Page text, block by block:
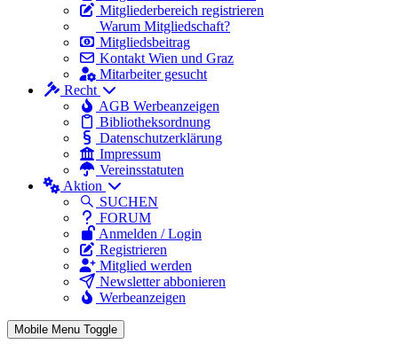
Mitgliederbereich registrieren
Warum Mitgliedschaft?
Mitgliedsbeitrag
Kontakt Wien und Graz
Mitarbeiter gesucht
Recht
AGB Werbeanzeigen
Bibliotheksordnung
Datenschutzerklärung
Impressum
Vereinsstatuten
Aktion
SUCHEN
FORUM
Anmelden / Login
Registrieren
Mitglied werden
Newsletter abbonieren
Werbeanzeigen
Mobile Menu Toggle